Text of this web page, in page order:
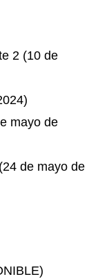
2 (10 de
mayo de
de mayo de